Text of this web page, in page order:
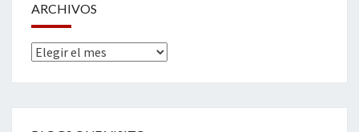
ARCHIVOS
Archivos